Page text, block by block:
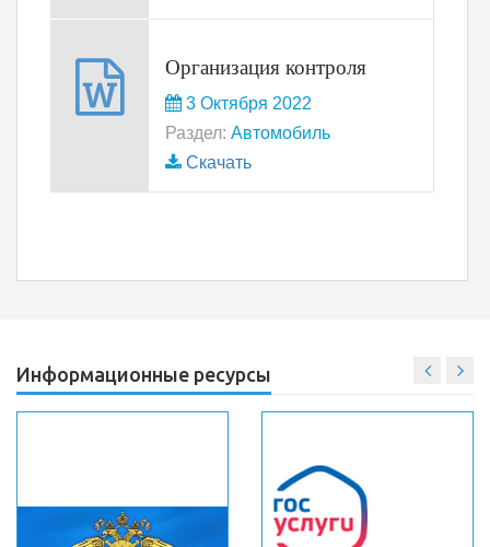
Организация контроля
3 Октября 2022
Раздел: Автомобиль
Скачать
Информационные ресурсы